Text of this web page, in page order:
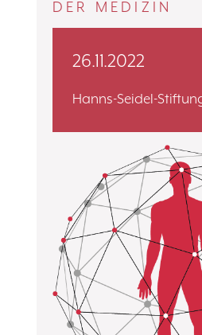
DER MEDIZIN
26.11.2022
Hanns-Seidel-